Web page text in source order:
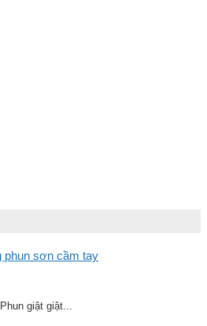
sơn cầm tay
giật giật...